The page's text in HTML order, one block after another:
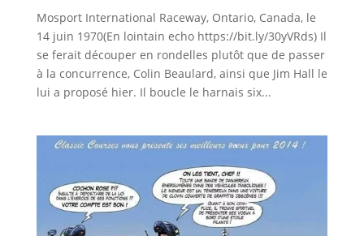
Mosport International Raceway, Ontario, Canada, le
14 juin 1970(En lointain echo https://bit.ly/30yVRds) Il
se ferait découper en rondelles plutôt que de passer
à la concurrence, Colin Beaulard, ainsi que Jim Hall le
lui a proposé hier. Il boucle le harnais six...